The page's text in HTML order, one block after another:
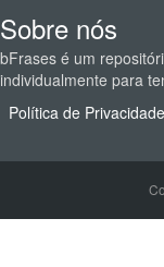
Sobre nós
bFrases é um
individualmente para
Política de Privacidade